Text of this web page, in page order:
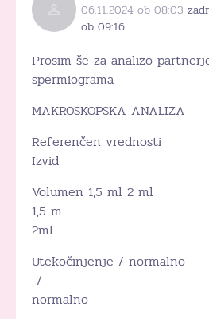
06.11.2024 ob 08:03
ob 09:16
Prosim še za analizo
spermiograma
MAKROSKOPSKA ANALIZA
Referenčen vrednosti
Izvid
Volumen 1,5 ml 2 ml
1,5 m
2ml
Utekočinjenje / normalno
/
normalno